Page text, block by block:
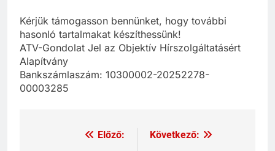
Kérjük támogasson bennünket, hogy további
hasonló tartalmakat készíthessünk!
ATV-Gondolat Jel az Objektív Hírszolgáltatásért
Alapítvány
Bankszámlaszám: 10300002-20252278-
00003285
Előző:
Következő: